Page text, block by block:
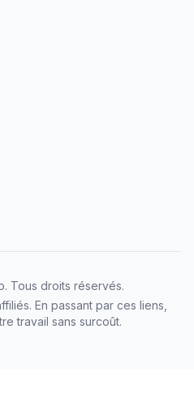
. Tous droits réservés.
En passant par ces liens,
travail sans surcoût.